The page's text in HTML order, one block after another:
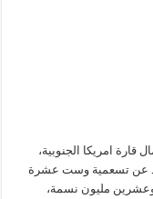
قارة امريكا الجنوبية،
عن تسعمية وست عشرة
وعشرين مليون نسمة،